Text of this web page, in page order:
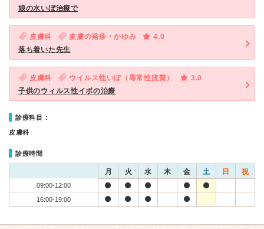
娘の水いぼ治療で
皮膚科 皮膚の発疹・かゆみ
4.0
落ち着いた先生
皮膚科 ウイルス性いぼ（尋常性疣贅）
3.0
子供のウィルス性イボの治療
診療科目：
皮膚科
診療時間
月 火 水 木 金 土 日 祝
09:00-12:00
16:00-19:00